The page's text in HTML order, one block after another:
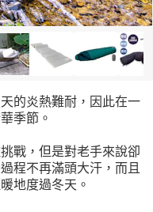
的炎熱難耐，因此在一
季節。
戰，但是對老手來說卻
程不再滿頭大汗，而且
地度過冬天。